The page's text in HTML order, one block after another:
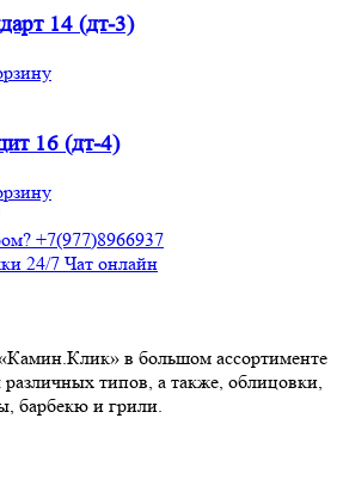
14 (дт-3)
16 (дт-4)
+7(977)8966937
24/7 Чат онлайн
в большом ассортименте
типов, а также, облицовки,
барбекю и грили.